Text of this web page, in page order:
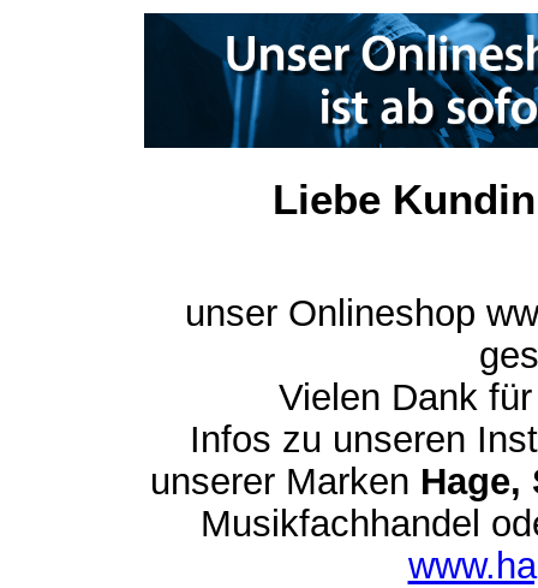
Liebe
unser Onlineshop
Vielen Dank
Infos zu unseren
unserer Marken Hage,
Musikfachhandel